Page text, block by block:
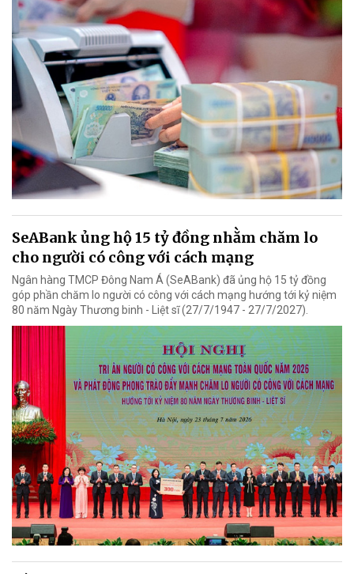
SeABank ủng hộ 15 tỷ đồng nhằm chăm lo
cho người có công với cách mạng
Ngân hàng TMCP Đông Nam Á (SeABank) đã ủng hộ 15 tỷ đồng
góp phần chăm lo người có công với cách mạng hướng tới kỷ niệm
80 năm Ngày Thương binh - Liệt sĩ (27/7/1947 - 27/7/2027).